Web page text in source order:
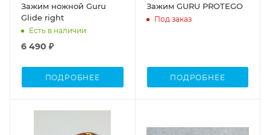
Зажим ножной Guru
Glide right
Есть в наличии
6 490 ₽
ПОДРОБНЕЕ
Зажим GURU PROTEGO
Под заказ
ПОДРОБНЕЕ